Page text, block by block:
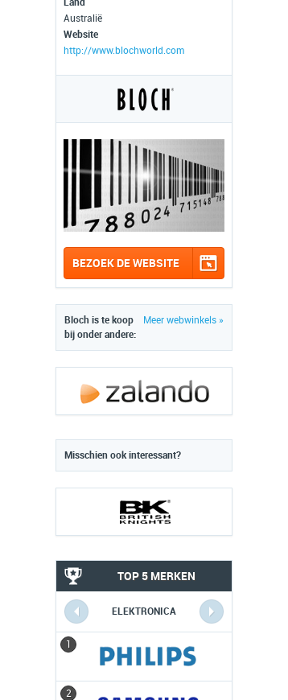
Land
Australië
Website
http://www.blochworld.com
BEZOEK DE WEBSITE
Meer webwinkels »
Bloch is te koop
bij onder andere:
Misschien ook interessant?
TOP 5 MERKEN
ELEKTRONICA
1
2